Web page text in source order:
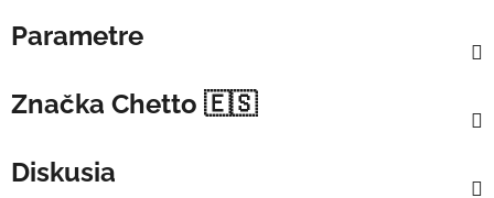
Parametre
Značka Chetto 🇪🇸
Diskusia